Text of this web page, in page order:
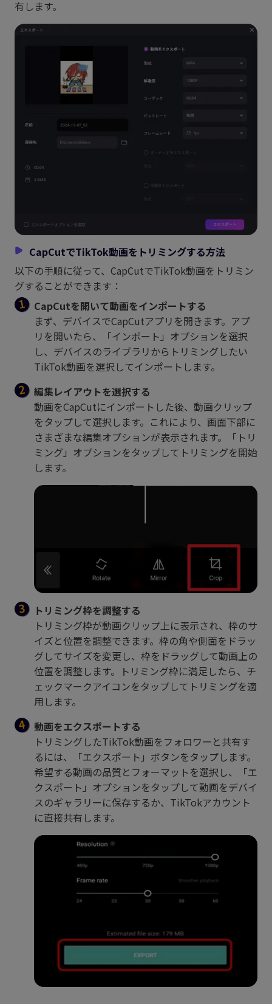
有します。
CapCutでTikTok動画をトリミングする方法
以下の手順に従って、CapCutでTikTok動画をトリミン
グすることができます：
CapCutを開いて動画をインポートする
まず、デバイスでCapCutアプリを開きます。アプ
リを開いたら、「インポート」オプションを選択
し、デバイスのライブラリからトリミングしたい
TikTok動画を選択してインポートします。
編集レイアウトを選択する
動画をCapCutにインポートした後、動画クリップ
をタップして選択します。これにより、画面下部に
さまざまな編集オプションが表示されます。「トリ
ミング」オプションをタップしてトリミングを開始
します。
トリミング枠を調整する
トリミング枠が動画クリップ上に表示され、枠のサ
イズと位置を調整できます。枠の角や側面をドラッ
グしてサイズを変更し、枠をドラッグして動画上の
位置を調整します。トリミング枠に満足したら、チ
ェックマークアイコンをタップしてトリミングを適
用します。
動画をエクスポートする
トリミングしたTikTok動画をフォロワーと共有す
るには、「エクスポート」ボタンをタップします。
希望する動画の品質とフォーマットを選択し、「エ
クスポート」オプションをタップして動画をデバイ
スのギャラリーに保存するか、TikTokアカウント
に直接共有します。